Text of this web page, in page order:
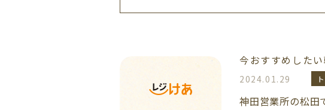
今おすすめしたい
2024.01.29
神田営業所の松田